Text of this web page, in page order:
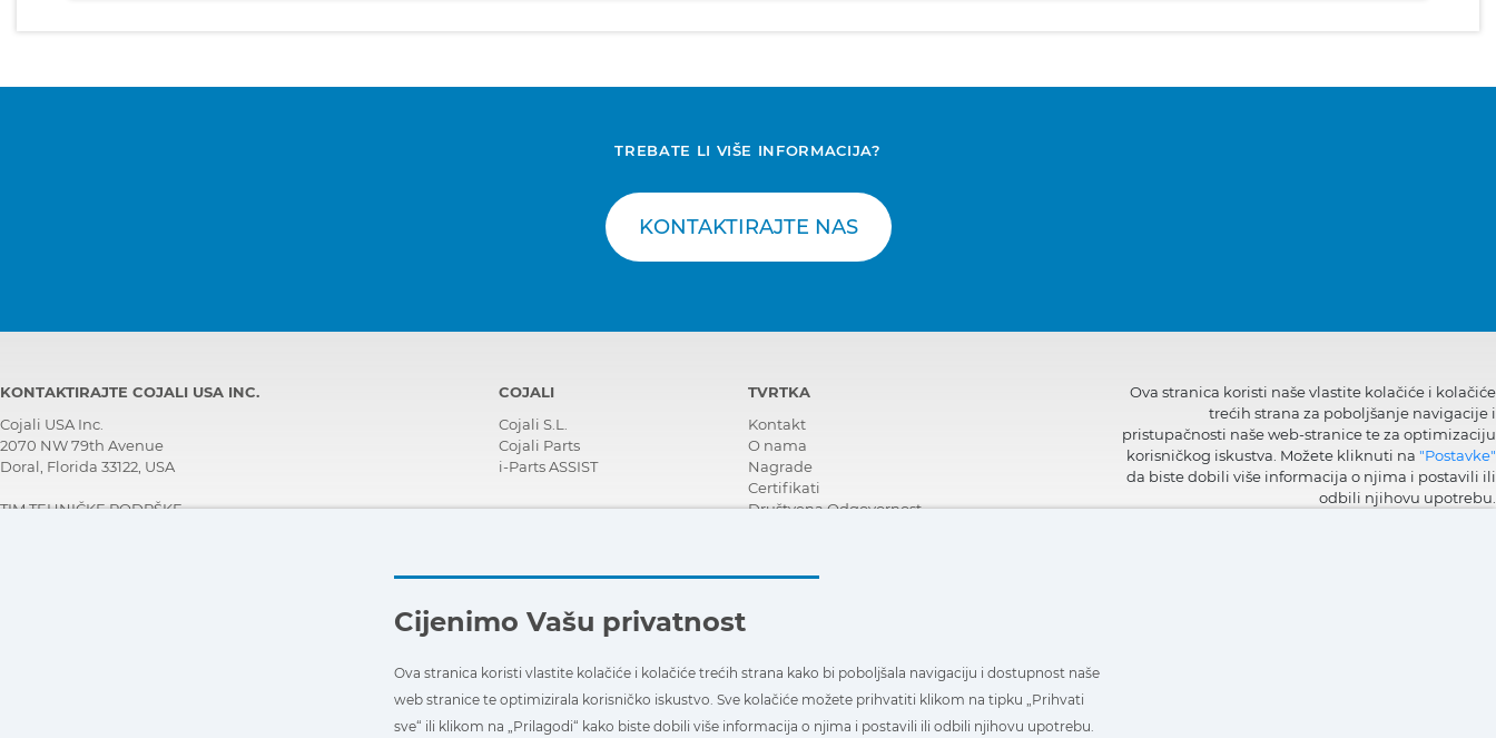
TREBATE LI VIŠE INFORMACIJA?
KONTAKTIRAJTE NAS
KONTAKTIRAJTE COJALI USA INC.
Cojali USA Inc.
2070 NW 79th Avenue
Doral, Florida 33122, USA
TIM TEHNIČKE PODRŠKE
COJALI
Cojali S.L.
Cojali Parts
i-Parts ASSIST
TVRTKA
Kontakt
O nama
Nagrade
Certifikati
Društvena Odgovornost
Video zapisi
Ova stranica koristi naše vlastite kolačiće i kolačiće
trećih strana za poboljšanje navigacije i
pristupačnosti naše web-stranice te za optimizaciju
korisničkog iskustva. Možete kliknuti na "Postavke"
da biste dobili više informacija o njima i postavili ili
odbili njihovu upotrebu.
Cijenimo Vašu privatnost
Ova stranica koristi vlastite kolačiće i kolačiće trećih strana kako bi poboljšala navigaciju i dostupnost naše
web stranice te optimizirala korisničko iskustvo. Sve kolačiće možete prihvatiti klikom na tipku „Prihvati
sve“ ili klikom na „Prilagodi“ kako biste dobili više informacija o njima i postavili ili odbili njihovu upotrebu.